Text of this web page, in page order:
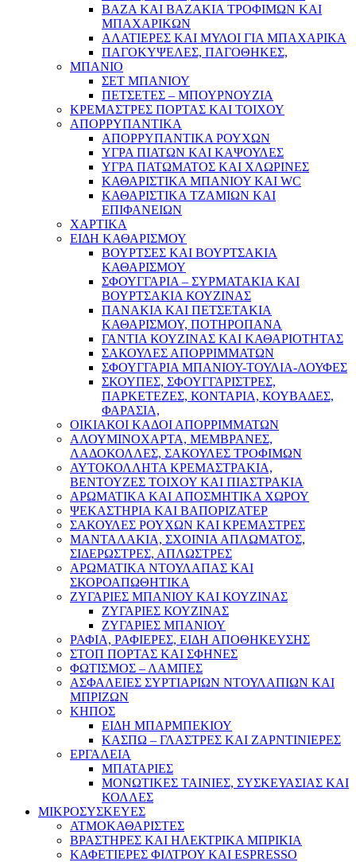
ΒΑΖΑ ΚΑΙ ΒΑΖΑΚΙΑ ΤΡΟΦΙΜΩΝ ΚΑΙ
ΜΠΑΧΑΡΙΚΩΝ
ΑΛΑΤΙΕΡΕΣ ΚΑΙ ΜΥΛΟΙ ΓΙΑ ΜΠΑΧΑΡΙΚΑ
ΠΑΓΟΚΥΨΕΛΕΣ, ΠΑΓΟΘΗΚΕΣ,
ΜΠΑΝΙΟ
ΣΕΤ ΜΠΑΝΙΟΥ
ΠΕΤΣΕΤΕΣ – ΜΠΟΥΡΝΟΥΖΙΑ
ΚΡΕΜΑΣΤΡΕΣ ΠΟΡΤΑΣ ΚΑΙ ΤΟΙΧΟΥ
ΑΠΟΡΡΥΠΑΝΤΙΚΑ
ΑΠΟΡΡΥΠΑΝΤΙΚΑ ΡΟΥΧΩΝ
ΥΓΡΑ ΠΙΑΤΩΝ ΚΑΙ ΚΑΨΟΥΛΕΣ
ΥΓΡΑ ΠΑΤΩΜΑΤΟΣ ΚΑΙ ΧΛΩΡΙΝΕΣ
ΚΑΘΑΡΙΣΤΙΚΑ ΜΠΑΝΙΟΥ ΚΑΙ WC
ΚΑΘΑΡΙΣΤΙΚΑ ΤΖΑΜΙΩΝ ΚΑΙ
ΕΠΙΦΑΝΕΙΩΝ
ΧΑΡΤΙΚΑ
ΕΙΔΗ ΚΑΘΑΡΙΣΜΟΥ
ΒΟΥΡΤΣΕΣ ΚΑΙ ΒΟΥΡΤΣΑΚΙΑ
ΚΑΘΑΡΙΣΜΟΥ
ΣΦΟΥΓΓΑΡΙΑ – ΣΥΡΜΑΤΑΚΙΑ ΚΑΙ
ΒΟΥΡΤΣΑΚΙΑ ΚΟΥΖΙΝΑΣ
ΠΑΝΑΚΙΑ ΚΑΙ ΠΕΤΣΕΤΑΚΙΑ
ΚΑΘΑΡΙΣΜΟΥ, ΠΟΤΗΡΟΠΑΝΑ
ΓΑΝΤΙΑ ΚΟΥΖΙΝΑΣ ΚΑΙ ΚΑΘΑΡΙΟΤΗΤΑΣ
ΣΑΚΟΥΛΕΣ ΑΠΟΡΡΙΜΜΑΤΩΝ
ΣΦΟΥΓΓΑΡΙΑ ΜΠΑΝΙΟΥ-ΤΟΥΛΙΑ-ΛΟΥΦΕΣ
ΣΚΟΥΠΕΣ, ΣΦΟΥΓΓΑΡΙΣΤΡΕΣ,
ΠΑΡΚΕΤΕΖΕΣ, ΚΟΝΤΑΡΙΑ, ΚΟΥΒΑΔΕΣ,
ΦΑΡΑΣΙΑ,
ΟΙΚΙΑΚΟΙ ΚΑΔΟΙ ΑΠΟΡΡΙΜΜΑΤΩΝ
ΑΛΟΥΜΙΝΟΧΑΡΤΑ, ΜΕΜΒΡΑΝΕΣ,
ΛΑΔΟΚΟΛΛΕΣ, ΣΑΚΟΥΛΕΣ ΤΡΟΦΙΜΩΝ
ΑΥΤΟΚΟΛΛΗΤΑ ΚΡΕΜΑΣΤΡΑΚΙΑ,
ΒΕΝΤΟΥΖΕΣ ΤΟΙΧΟΥ ΚΑΙ ΠΙΑΣΤΡΑΚΙΑ
ΑΡΩΜΑΤΙΚΑ KAI ΑΠΟΣΜΗΤΙΚΑ ΧΩΡΟΥ
ΨΕΚΑΣΤΗΡΙΑ ΚΑΙ ΒΑΠΟΡΙΖΑΤΕΡ
ΣΑΚΟΥΛΕΣ ΡΟΥΧΩΝ ΚΑΙ ΚΡΕΜΑΣΤΡΕΣ
ΜΑΝΤΑΛΑΚΙΑ, ΣΧΟΙΝΙΑ ΑΠΛΩΜΑΤΟΣ,
ΣΙΔΕΡΩΣΤΡΕΣ, ΑΠΛΩΣΤΡΕΣ
ΑΡΩΜΑΤΙΚΑ ΝΤΟΥΛΑΠΑΣ ΚΑΙ
ΣΚΟΡΟΑΠΩΘΗΤΙΚΑ
ΖΥΓΑΡΙΕΣ ΜΠΑΝΙΟΥ ΚΑΙ ΚΟΥΖΙΝΑΣ
ΖΥΓΑΡΙΕΣ ΚΟΥΖΙΝΑΣ
ΖΥΓΑΡΙΕΣ ΜΠΑΝΙΟΥ
ΡΑΦΙΑ, ΡΑΦΙΕΡΕΣ, ΕΙΔΗ ΑΠΟΘΗΚΕΥΣΗΣ
ΣΤΟΠ ΠΟΡΤΑΣ ΚΑΙ ΣΦΗΝΕΣ
ΦΩΤΙΣΜΟΣ – ΛΑΜΠΕΣ
ΑΣΦΑΛΕΙΕΣ ΣΥΡΤΙΑΡΙΩΝ ΝΤΟΥΛΑΠΙΩΝ ΚΑΙ
ΜΠΡΙΖΩΝ
ΚΗΠΟΣ
ΕΙΔΗ ΜΠΑΡΜΠΕΚΙΟΥ
ΚΑΣΠΩ – ΓΛΑΣΤΡΕΣ ΚΑΙ ΖΑΡΝΤΙΝΙΕΡΕΣ
ΕΡΓΑΛΕΙΑ
ΜΠΑΤΑΡΙΕΣ
ΜΟΝΩΤΙΚΕΣ ΤΑΙΝΙΕΣ, ΣΥΣΚΕΥΑΣΙΑΣ ΚΑΙ
ΚΟΛΛΕΣ
ΜΙΚΡΟΣΥΣΚΕΥΕΣ
ΑΤΜΟΚΑΘΑΡΙΣΤΕΣ
ΒΡΑΣΤΗΡΕΣ ΚΑΙ ΗΛΕΚΤΡΙΚΑ ΜΠΡΙΚΙΑ
ΚΑΦΕΤΙΕΡΕΣ ΦΙΛΤΡΟΥ ΚΑΙ ESPRESSO